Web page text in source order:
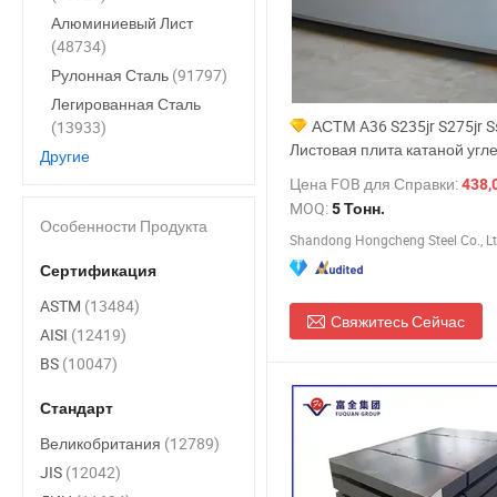
АСТМ A36 S235jr S275jr
Листовая плита катаной
мягкого железа для
материалов
Цена FOB для Справки:
MOQ:5 Тонн.
Shandong Hongcheng Steel Co.,
Свяжитесь Сейчас
Алюминиевый Лист
(48734)
Рулонная Сталь (91797)
Легированная Сталь
(13933)
Другие
Особенности Продукта
Сертификация
ASTM (13484)
AISI (12419)
BS (10047)
Стандарт
Великобритания (12789)
JIS (12042)